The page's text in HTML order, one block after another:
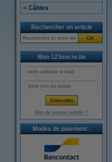
Câbles
Rechercher un article
OK
Mon 123encre.be
Mot de passe oublié ?
Modes de paiement :